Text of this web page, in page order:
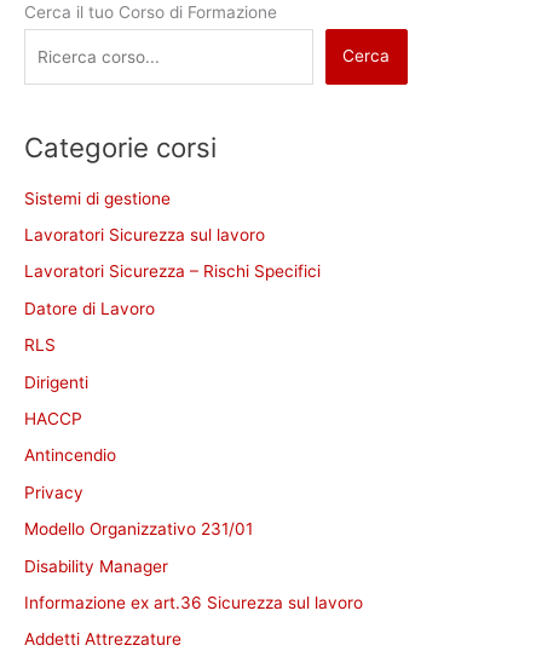
Cerca il tuo Corso di Formazione
Cerca
Categorie corsi
Sistemi di gestione
Lavoratori Sicurezza sul lavoro
Lavoratori Sicurezza – Rischi Specifici
Datore di Lavoro
RLS
Dirigenti
HACCP
Antincendio
Privacy
Modello Organizzativo 231/01
Disability Manager
Informazione ex art.36 Sicurezza sul lavoro
Addetti Attrezzature